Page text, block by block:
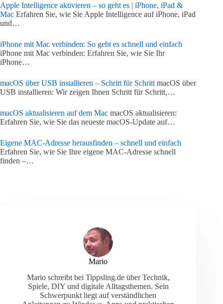
Apple Intelligence aktivieren – so geht es | iPhone, iPad &
Mac Erfahren Sie, wie Sie Apple Intelligence auf iPhone, iPad
und…
iPhone mit Mac verbinden: So geht es schnell und einfach
iPhone mit Mac verbinden: Erfahren Sie, wie Sie Ihr
iPhone…
macOS über USB installieren – Schritt für Schritt macOS über
USB installieren: Wir zeigen Ihnen Schritt für Schritt,…
macOS aktualisieren auf dem Mac macOS aktualisieren:
Erfahren Sie, wie Sie das neueste macOS-Update auf…
Eigene MAC-Adresse herausfinden – schnell und einfach
Erfahren Sie, wie Sie Ihre eigene MAC-Adresse schnell
finden –…
Mario
Mario schreibt bei Tippsling.de über Technik,
Spiele, DIY und digitale Alltagsthemen. Sein
Schwerpunkt liegt auf verständlichen